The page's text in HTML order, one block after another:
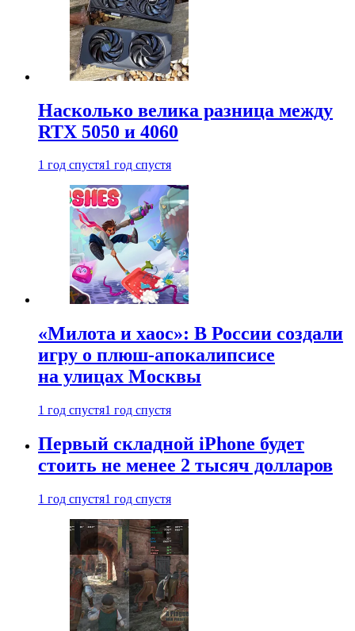
Насколько велика разница между
RTX 5050 и 4060
1 год спустя1 год спустя
«Милота и хаос»: В России создали
игру о плюш-апокалипсисе
на улицах Москвы
1 год спустя1 год спустя
Первый складной iPhone будет
стоить не менее 2 тысяч долларов
1 год спустя1 год спустя